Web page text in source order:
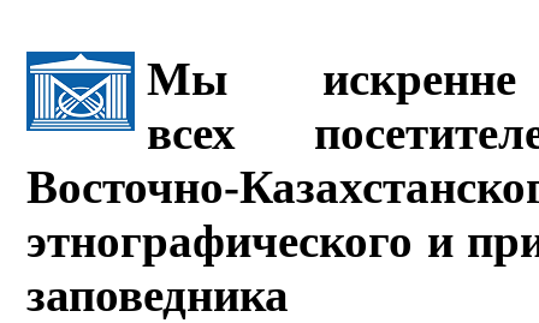
Мы искренне
всех
Восточно-
этнографического и
заповедника